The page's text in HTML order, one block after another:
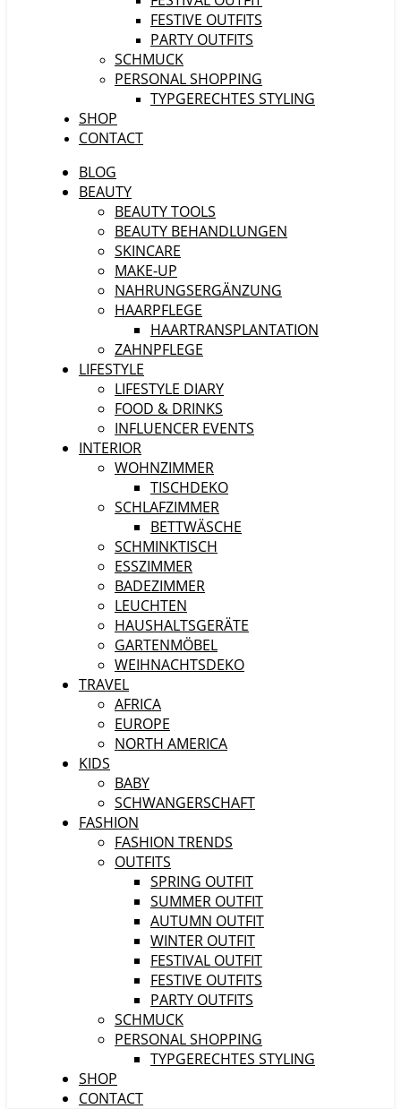
FESTIVE OUTFITS
PARTY OUTFITS
SCHMUCK
PERSONAL SHOPPING
TYPGERECHTES STYLING
SHOP
CONTACT
BLOG
BEAUTY
BEAUTY TOOLS
BEAUTY BEHANDLUNGEN
SKINCARE
MAKE-UP
NAHRUNGSERGÄNZUNG
HAARPFLEGE
HAARTRANSPLANTATION
ZAHNPFLEGE
LIFESTYLE
LIFESTYLE DIARY
FOOD & DRINKS
INFLUENCER EVENTS
INTERIOR
WOHNZIMMER
TISCHDEKO
SCHLAFZIMMER
BETTWÄSCHE
SCHMINKTISCH
ESSZIMMER
BADEZIMMER
LEUCHTEN
HAUSHALTSGERÄTE
GARTENMÖBEL
WEIHNACHTSDEKO
TRAVEL
AFRICA
EUROPE
NORTH AMERICA
KIDS
BABY
SCHWANGERSCHAFT
FASHION
FASHION TRENDS
OUTFITS
SPRING OUTFIT
SUMMER OUTFIT
AUTUMN OUTFIT
WINTER OUTFIT
FESTIVAL OUTFIT
FESTIVE OUTFITS
PARTY OUTFITS
SCHMUCK
PERSONAL SHOPPING
TYPGERECHTES STYLING
SHOP
CONTACT